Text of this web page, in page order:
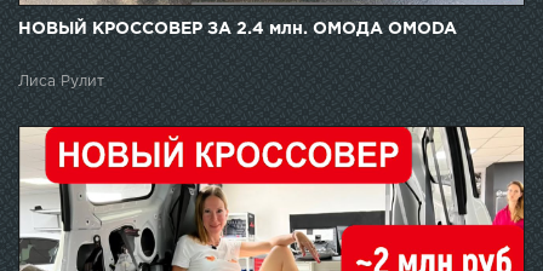
НОВЫЙ КРОССОВЕР ЗА 2.4 млн. ОМОДА OMODA
Лиса Рулит